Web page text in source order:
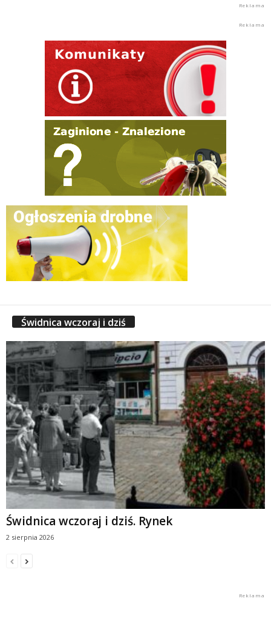
Świdnica wczoraj i dziś
Świdnica wczoraj i dziś. Rynek
2 sierpnia 2026